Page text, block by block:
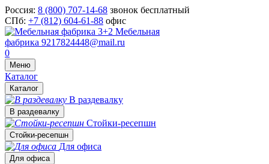
Россия: 8 (800) 707-14-68 звонок бесплатный
СПб: +7 (812) 604-61-88 офис
Мебельная
фабрика 9217824448@mail.ru
0
Меню
Каталог
Каталог
В раздевалку
В раздевалку
Стойки-ресепшн
Стойки-ресепшн
Для офиса
Для офиса